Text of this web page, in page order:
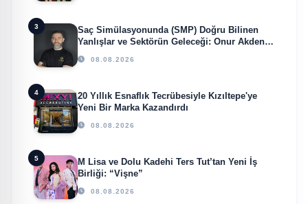
3
Saç Simülasyonunda (SMP) Doğru Bilinen
Yanlışlar ve Sektörün Geleceği: Onur Akdeniz
ile Özel Röportaj
08.08.2026
4
20 Yıllık Esnaflık Tecrübesiyle Kızıltepe'ye
Yeni Bir Marka Kazandırdı
08.08.2026
5
M Lisa ve Dolu Kadehi Ters Tut’tan Yeni İş
Birliği: “Vişne”
08.08.2026